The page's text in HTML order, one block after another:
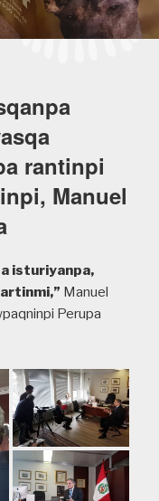
rantinpi
Manuel
isturiyanpa,
Manuel
Perupa